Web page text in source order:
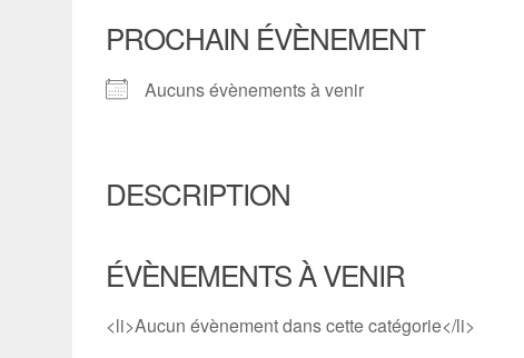
PROCHAIN ÉVÈNEMENT
Aucuns évènements à venir
DESCRIPTION
ÉVÈNEMENTS À VENIR
<li>Aucun évènement dans cette catégorie</li>